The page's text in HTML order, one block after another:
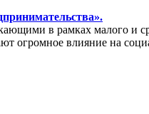
в рамках малого и
огромное влияние на